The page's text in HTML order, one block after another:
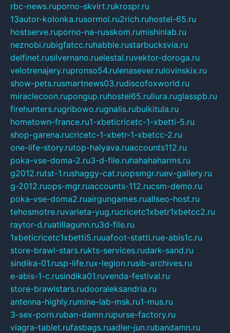
rbc-news.ruporno-skvirt.rukrospr.ru
13autor-kolonka.rusormol.ru2rich.ruhostel-65.ru
hostserve.ruporno-na-russkom.rumishinlab.ru
neznobi.rubigfatcc.ruhabble.rustarbucksvia.ru
delfinet.rusilvernano.ruelestal.ruvektor-doroga.ru
velotrenajery.rupronso54.rulenasever.rulovinskix.ru
show-pets.rusmartnews03.rudiscofoxworld.ru
miraclecoon.rupongup.ruhostel65.ruliura.ruglasspb.ru
firehunters.rugribowo.rugnalis.rubulkitula.ru
hometown-france.ru1-xbeticricetc-1-xbetti-5.ru
shop-garena.rucricetc-1-xbetr-1-xbetcc-2.ru
one-life-story.rutop-halyava.ruaccounts112.ru
poka-vse-doma-2.ru3-d-file.ruhahahaharms.ru
g2012.rutst-1.rushaggy-cat.ruopsmgr.ruev-gallery.ru
g-2012.ruops-mgr.ruaccounts-112.rucsm-demo.ru
poka-vse-doma2.ruairgungames.ruallseo-host.ru
tehosmotre.ruvarieta-yug.rucricetc1xbetr1xbetcc2.ru
raytor-d.ruatillagunn.ru3d-file.ru
1xbeticricetc1xbetti5.ruuafoot-statti.rue-abis1c.ru
store-brawl-stars.rukts-services.rudark-sand.ru
sindika-01.rusp-life.rux-legion.rusib-archives.ru
e-abis-1-c.rusindika01.ruvenda-festival.ru
store-brawlstars.rudooraleksandria.ru
antenna-highly.rumine-lab-msk.ru1-mus.ru
3-sex-porn.ruban-damn.rupurse-factory.ru
viagra-tablet.rufasbags.ruadler-jun.rubandamn.ru